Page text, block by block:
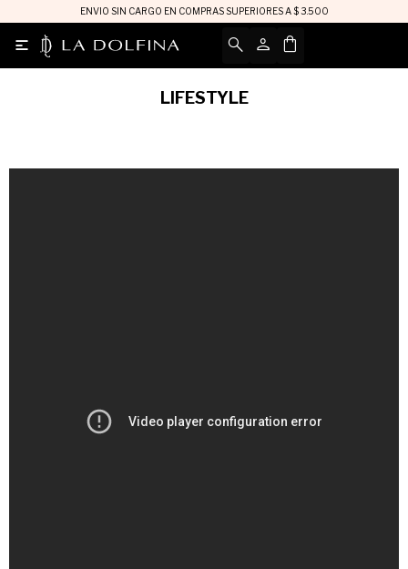
ENVIO SIN CARGO EN COMPRAS SUPERIORES A $ 3.500

LIFESTYLE